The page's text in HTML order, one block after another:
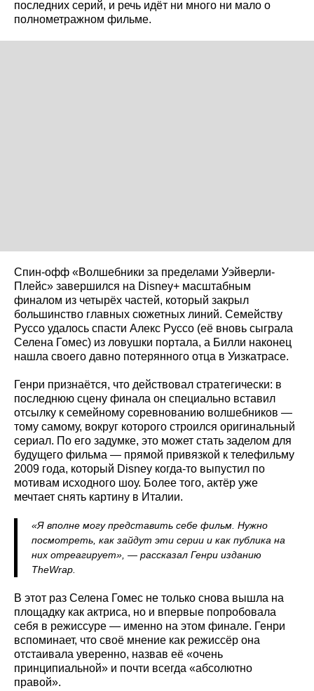
последних серий, и речь идёт ни много ни мало о
полнометражном фильме.
Спин-офф «Волшебники за пределами Уэйверли-
Плейс» завершился на Disney+ масштабным
финалом из четырёх частей, который закрыл
большинство главных сюжетных линий. Семейству
Руссо удалось спасти Алекс Руссо (её вновь сыграла
Селена Гомес) из ловушки портала, а Билли наконец
нашла своего давно потерянного отца в Уизкатрасе.
Генри признаётся, что действовал стратегически: в
последнюю сцену финала он специально вставил
отсылку к семейному соревнованию волшебников —
тому самому, вокруг которого строился оригинальный
сериал. По его задумке, это может стать заделом для
будущего фильма — прямой привязкой к телефильму
2009 года, который Disney когда-то выпустил по
мотивам исходного шоу. Более того, актёр уже
мечтает снять картину в Италии.
«Я вполне могу представить себе фильм. Нужно
посмотреть, как зайдут эти серии и как публика на
них отреагирует», — рассказал Генри изданию
TheWrap.
В этот раз Селена Гомес не только снова вышла на
площадку как актриса, но и впервые попробовала
себя в режиссуре — именно на этом финале. Генри
вспоминает, что своё мнение как режиссёр она
отстаивала уверенно, назвав её «очень
принципиальной» и почти всегда «абсолютно
правой».